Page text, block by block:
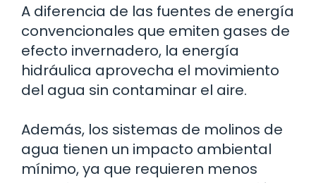
A diferencia de las fuentes de energía
convencionales que emiten gases de
efecto invernadero, la energía
hidráulica aprovecha el movimiento
del agua sin contaminar el aire.
Además, los sistemas de molinos de
agua tienen un impacto ambiental
mínimo, ya que requieren menos